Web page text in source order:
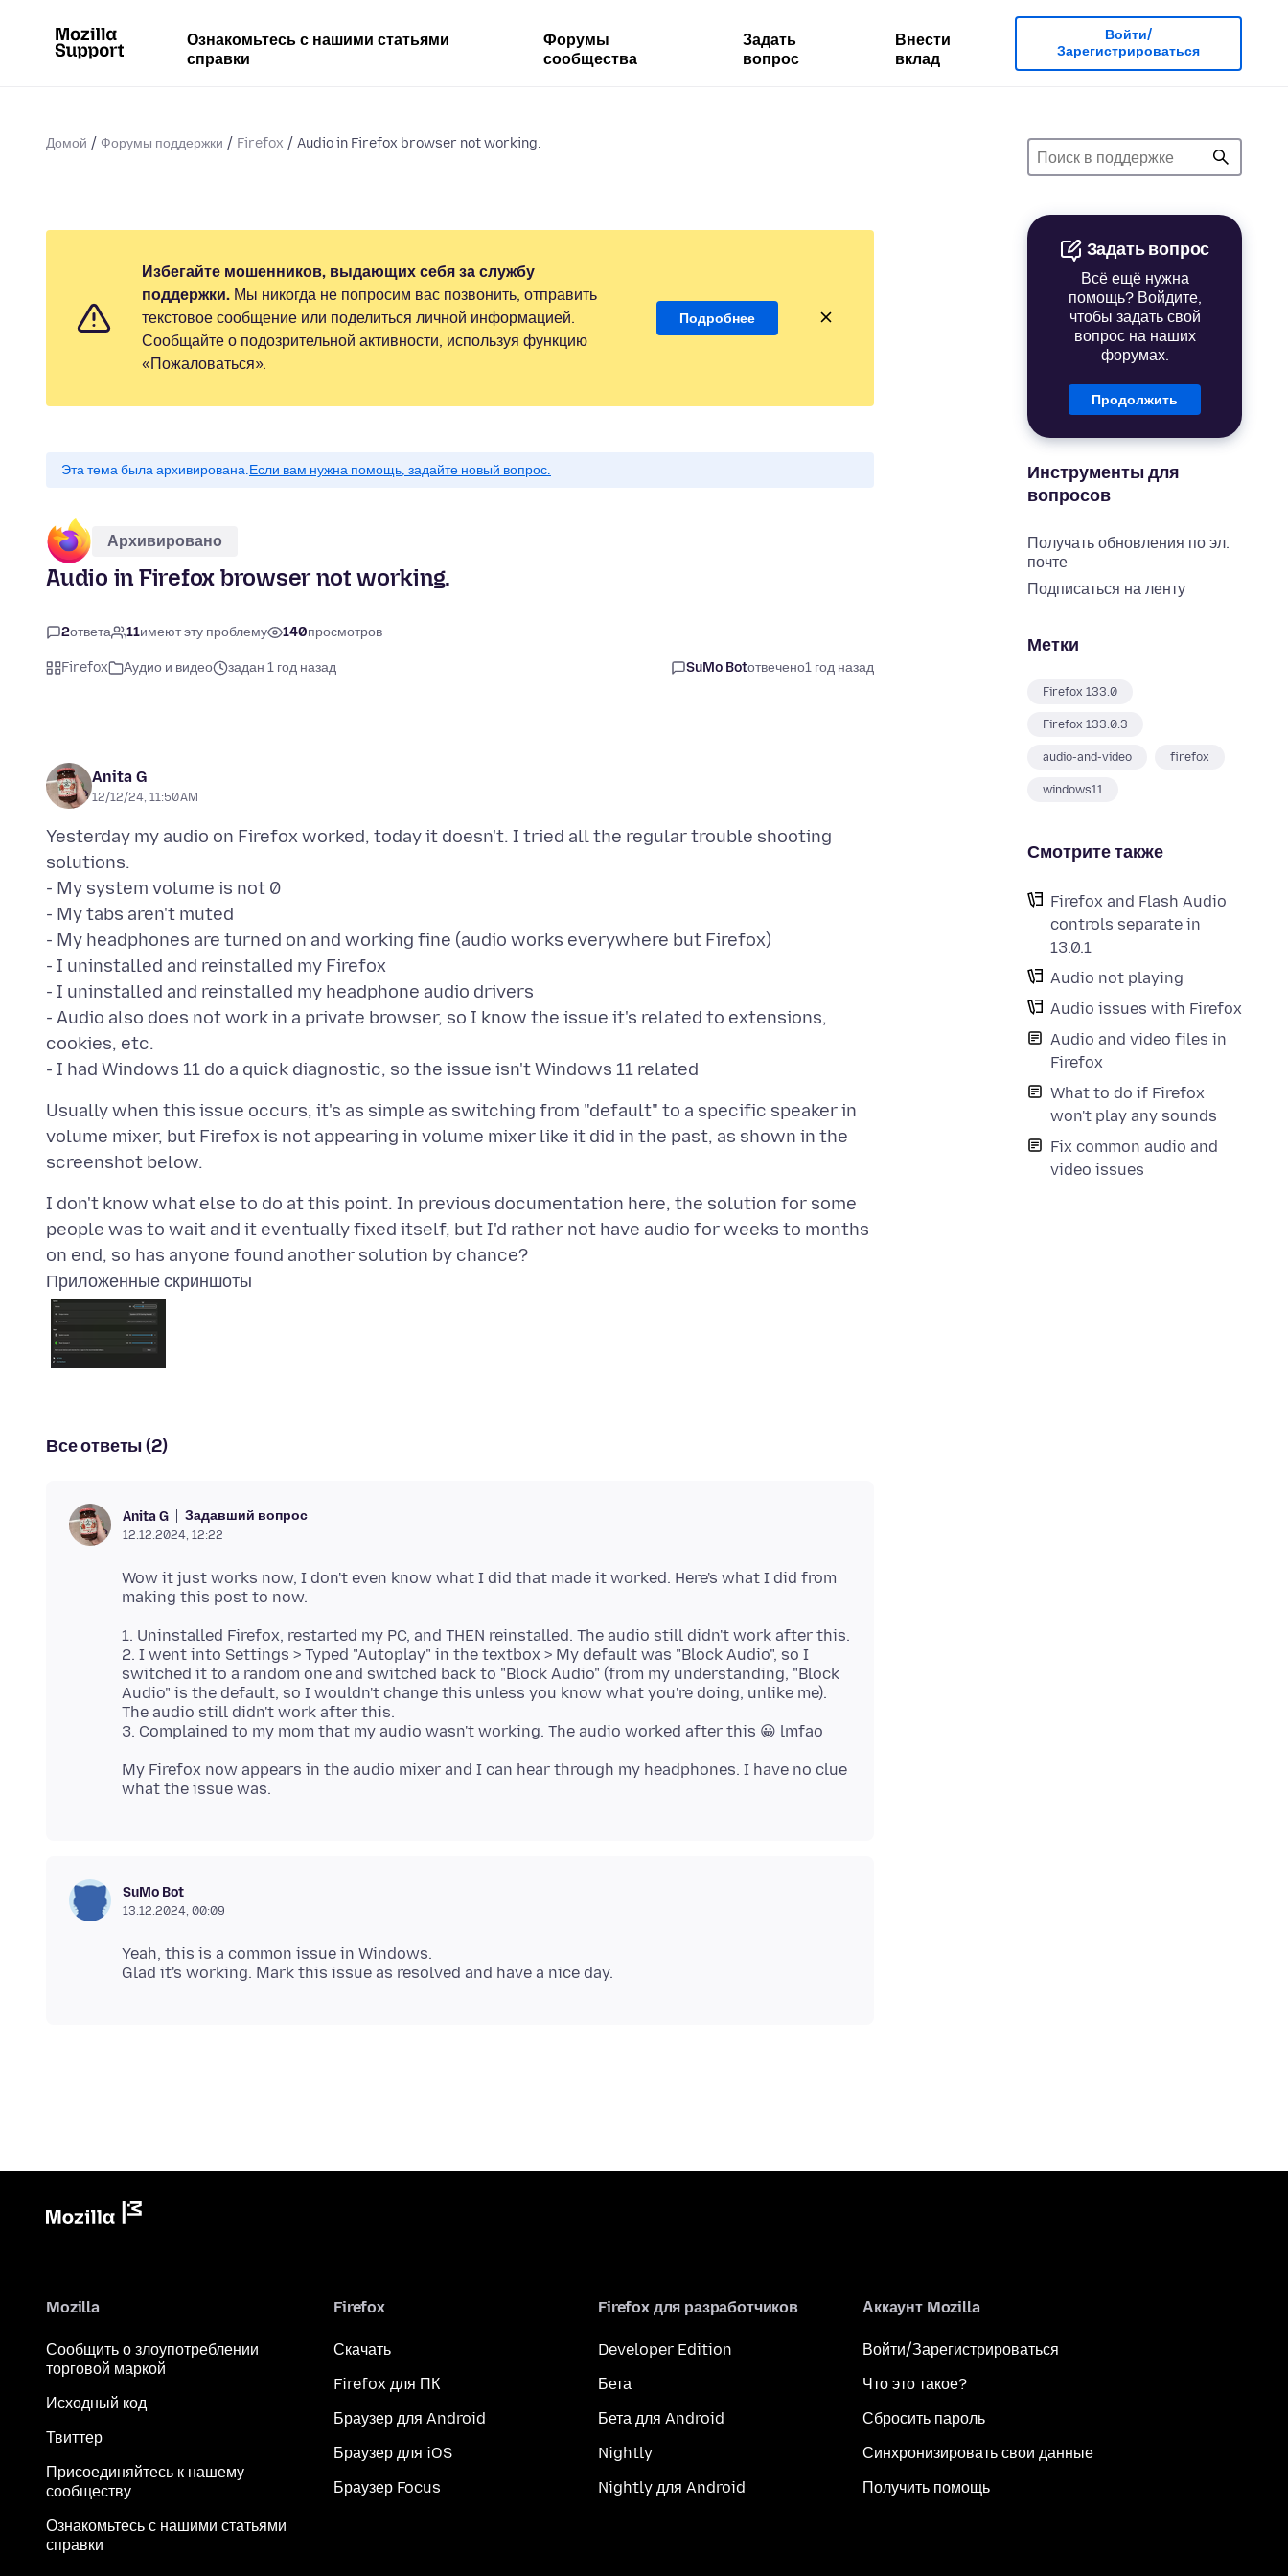
Ознакомьтесь с нашими статьями
справки
Форумы
сообщества
Задать
вопрос
Внести
вклад
Войти/
Зарегистрироваться
Домой Форумы поддержки Firefox Audio in Firefox browser not working.
Задать вопрос
Всё ещё нужна
помощь? Войдите,
чтобы задать свой
вопрос на наших
форумах.
Продолжить
Инструменты для
вопросов
Получать обновления по эл.
почте
Подписаться на ленту
Метки
Firefox 133.0
Firefox 133.0.3
audio-and-video firefox
windows11
Смотрите также
Firefox and Flash Audio
controls separate in
13.0.1
Audio not playing
Audio issues with Firefox
Audio and video files in
Firefox
What to do if Firefox
won't play any sounds
Fix common audio and
video issues
Избегайте мошенников, выдающих себя за службу
поддержки. Мы никогда не попросим вас позвонить, отправить
текстовое сообщение или поделиться личной информацией.
Сообщайте о подозрительной активности, используя функцию
«Пожаловаться».
Подробнее
Эта тема была архивирована.Если вам нужна помощь, задайте новый вопрос.
Архивировано
Audio in Firefox browser not working.
2ответа 11имеют эту проблему 140просмотров
Firefox Аудио и видео задан 1 год назад SuMo Botотвечено1 год назад
Anita G
12/12/24, 11:50 AM
Yesterday my audio on Firefox worked, today it doesn't. I tried all the regular trouble shooting
solutions.
- My system volume is not 0
- My tabs aren't muted
- My headphones are turned on and working fine (audio works everywhere but Firefox)
- I uninstalled and reinstalled my Firefox
- I uninstalled and reinstalled my headphone audio drivers
- Audio also does not work in a private browser, so I know the issue it's related to extensions,
cookies, etc.
Usually when this issue occurs, it's as simple as switching from "default" to a specific speaker in
volume mixer, but Firefox is not appearing in volume mixer like it did in the past, as shown in the
I don't know what else to do at this point. In previous documentation here, the solution for some
people was to wait and it eventually fixed itself, but I'd rather not have audio for weeks to months
Приложенные скриншоты
Все ответы (2)
Anita G Задавший вопрос
12.12.2024, 12:22
Wow it just works now, I don't even know what I did that made it worked. Here's what I did from
1. Uninstalled Firefox, restarted my PC, and THEN reinstalled. The audio still didn't work after this.
2. I went into Settings > Typed "Autoplay" in the textbox > My default was "Block Audio", so I
switched it to a random one and switched back to "Block Audio" (from my understanding, "Block
Audio" is the default, so I wouldn't change this unless you know what you're doing, unlike me).
The audio still didn't work after this.
My Firefox now appears in the audio mixer and I can hear through my headphones. I have no clue
SuMo Bot
13.12.2024, 00:09
Yeah, this is a common issue in Windows.
Mozilla
Сообщить о злоупотреблении
торговой маркой
Исходный код
Твиттер
Присоединяйтесь к нашему
сообществу
Ознакомьтесь с нашими статьями
справки
Firefox
Скачать
Firefox для ПК
Браузер для Android
Браузер для iOS
Браузер Focus
Firefox для разработчиков
Developer Edition
Бета
Бета для Android
Nightly
Nightly для Android
Аккаунт Mozilla
Войти/Зарегистрироваться
Что это такое?
Сбросить пароль
Синхронизировать свои данные
Получить помощь